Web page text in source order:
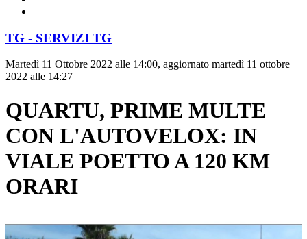
TG - SERVIZI TG
Martedì 11 Ottobre 2022 alle 14:00, aggiornato martedì 11 ottobre
2022 alle 14:27
QUARTU, PRIME MULTE
CON L'AUTOVELOX: IN
VIALE POETTO A 120 KM
ORARI